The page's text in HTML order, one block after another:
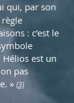
qui, par son
: c’est le
Hélios est un
pas
» (3)